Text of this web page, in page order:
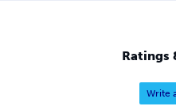
Ratings
Write